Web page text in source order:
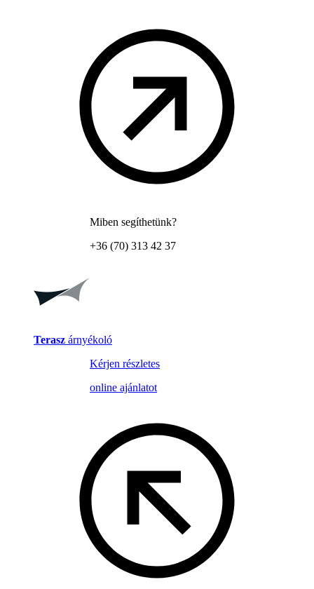
Miben segíthetünk?
+36 (70) 313 42 37
Terasz árnyékoló
Kérjen részletes
online ajánlatot